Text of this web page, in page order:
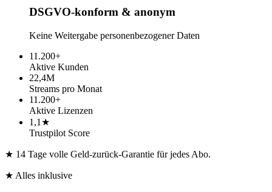
DSGVO-konform & anonym
Keine Weitergabe personenbezogener Daten
11.200+
Aktive Kunden
22,4M
Streams pro Monat
11.200+
Aktive Lizenzen
1,1★
Trustpilot Score
★ 14 Tage volle Geld-zurück-Garantie für jedes Abo.
★ Alles inklusive